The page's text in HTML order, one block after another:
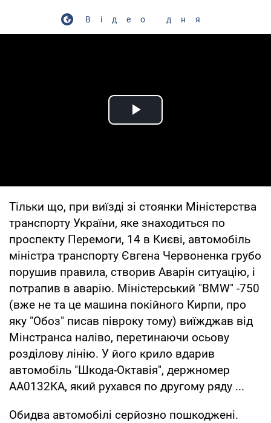
Відео дня
Play Video
Тільки що, при виїзді зі стоянки Міністерства
транспорту України, яке знаходиться по
проспекту Перемоги, 14 в Києві, автомобіль
міністра транспорту Євгена Червоненка грубо
порушив правила, створив Аварін ситуацію, і
потрапив в аварію. Міністерський "BMW" -750
(вже не та це машина покійного Кирпи, про
яку "Обоз" писав півроку тому) виїжджав від
Мінстранса наліво, перетинаючи осьову
розділову лінію. У його крило вдарив
автомобіль "Шкода-Октавія", держномер
АА0132КА, який рухався по другому ряду ...
Обидва автомобілі серйозно пошкоджені.